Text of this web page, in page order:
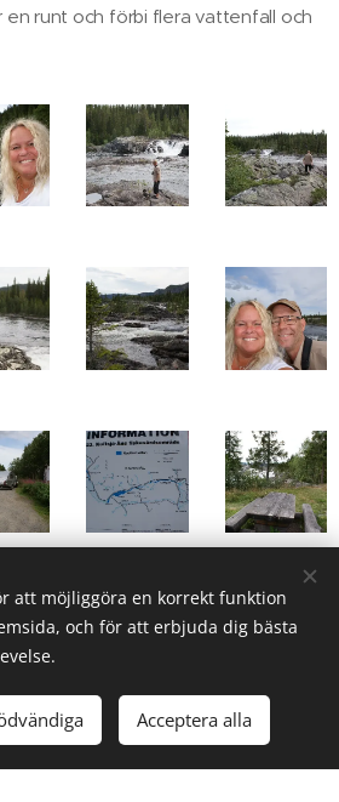
en runt och förbi flera vattenfall och
att möjliggöra en korrekt funktion
och för att erbjuda dig bästa
Acceptera alla